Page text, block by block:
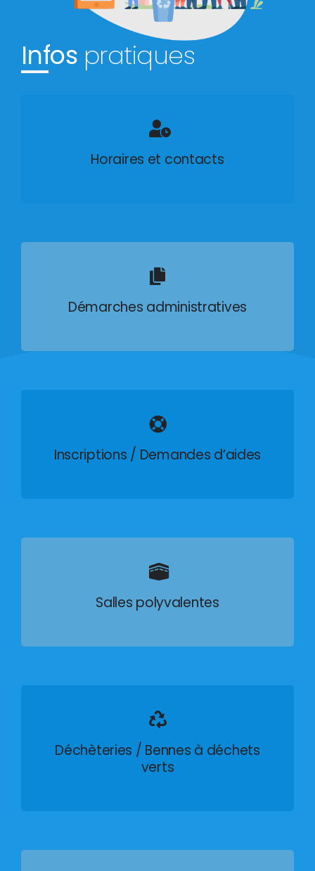
Infos pratiques
Horaires et contacts
Démarches administratives
Inscriptions / Demandes d’aides
Salles polyvalentes
Déchèteries / Bennes à déchets
verts